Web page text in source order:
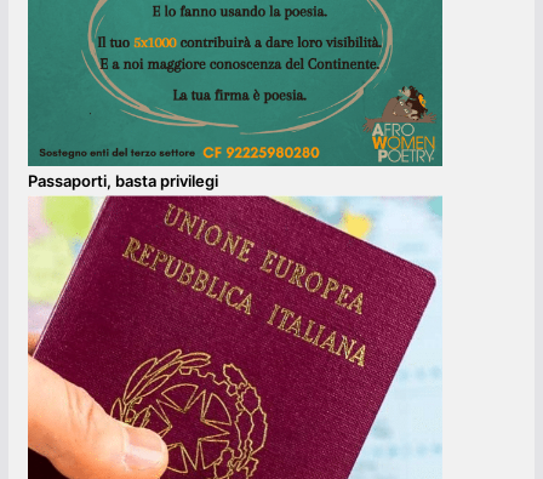
Passaporti, basta privilegi